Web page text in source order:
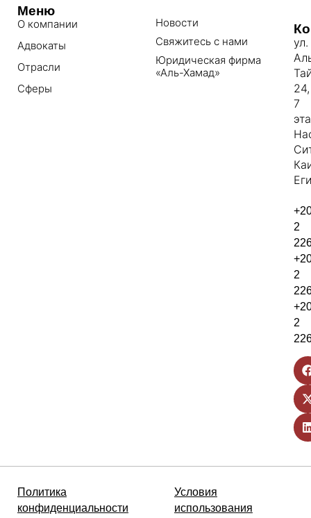
Меню
О компании
Адвокаты
Отрасли
Сферы
Новости
Свяжитесь с нами
Юридическая фирма
«Аль-Хамад»
ул.
24,
7
2
2
2
Политика
конфиденциальности
Условия
использования